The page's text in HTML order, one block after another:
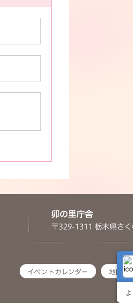
イベントカレンダー 地図・
卯の里庁舎
〒329-1311 栃木県さ